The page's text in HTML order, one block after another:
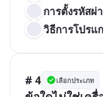
การตั้งรหัสผ่
วิธีการโปรแ
# 4 เลือกประเภท